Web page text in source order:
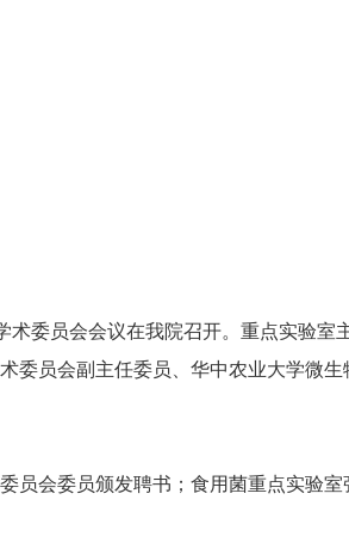
委员会会议在我院召开。重点实验室
委员会副主任委员、华中农业大学微
员会委员颁发聘书；食用菌重点实验